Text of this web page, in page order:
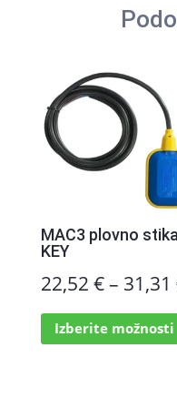
MAC3 plovno
KEY
22,52 €– 31,31
Izberite možnosti